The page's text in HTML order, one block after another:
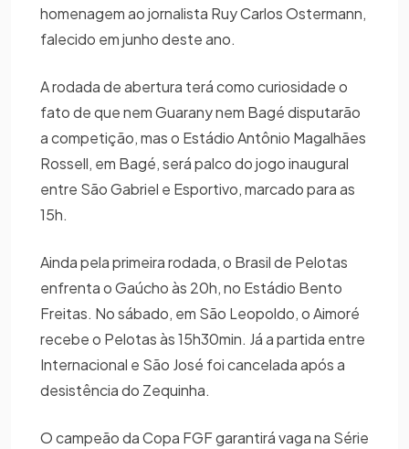
homenagem ao jornalista Ruy Carlos Ostermann,
falecido em junho deste ano.
A rodada de abertura terá como curiosidade o
fato de que nem Guarany nem Bagé disputarão
a competição, mas o Estádio Antônio Magalhães
Rossell, em Bagé, será palco do jogo inaugural
entre São Gabriel e Esportivo, marcado para as
15h.
Ainda pela primeira rodada, o Brasil de Pelotas
enfrenta o Gaúcho às 20h, no Estádio Bento
Freitas. No sábado, em São Leopoldo, o Aimoré
recebe o Pelotas às 15h30min. Já a partida entre
Internacional e São José foi cancelada após a
desistência do Zequinha.
O campeão da Copa FGF garantirá vaga na Série